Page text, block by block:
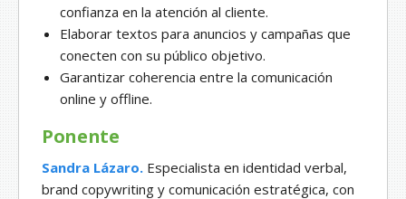
confianza en la atención al cliente.
Elaborar textos para anuncios y campañas que
conecten con su público objetivo.
Garantizar coherencia entre la comunicación
online y offline.
Ponente
Sandra Lázaro. Especialista en identidad verbal,
brand copywriting y comunicación estratégica, con